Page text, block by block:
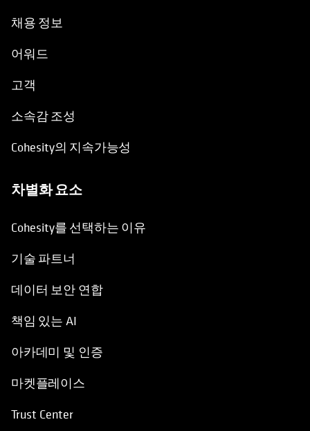
채용 정보
어워드
고객
소속감 조성
Cohesity의 지속가능성
차별화 요소
Cohesity를 선택하는 이유
기술 파트너
데이터 보안 연합
책임 있는 AI
아카데미 및 인증
마켓플레이스
Trust Center